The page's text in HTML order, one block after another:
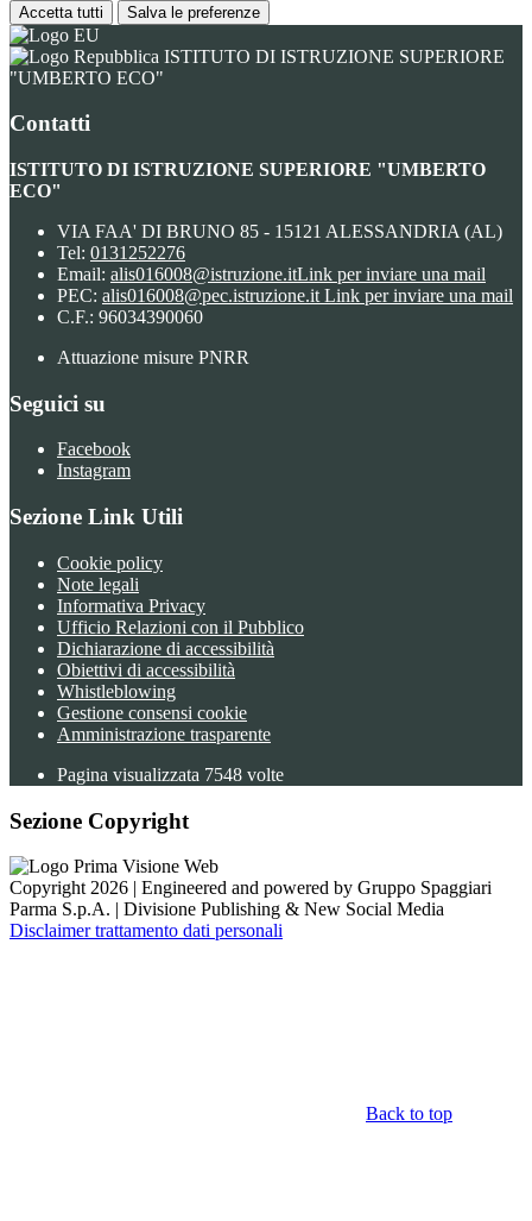
Accetta tutti Salva le preferenze
ISTITUTO DI ISTRUZIONE SUPERIORE
"UMBERTO ECO"
Contatti
ISTITUTO DI ISTRUZIONE SUPERIORE "UMBERTO
ECO"
VIA FAA' DI BRUNO 85 - 15121 ALESSANDRIA (AL)
Tel: 0131252276
Email: alis016008@istruzione.itLink per inviare una mail
PEC: alis016008@pec.istruzione.it Link per inviare una mail
C.F.: 96034390060
Attuazione misure PNRR
Seguici su
Facebook
Instagram
Sezione Link Utili
Cookie policy
Note legali
Informativa Privacy
Ufficio Relazioni con il Pubblico
Dichiarazione di accessibilità
Obiettivi di accessibilità
Whistleblowing
Gestione consensi cookie
Amministrazione trasparente
Pagina visualizzata 7548 volte
Sezione Copyright
Copyright 2026 | Engineered and powered by Gruppo Spaggiari
Parma S.p.A. | Divisione Publishing & New Social Media
Disclaimer trattamento dati personali
Back to top